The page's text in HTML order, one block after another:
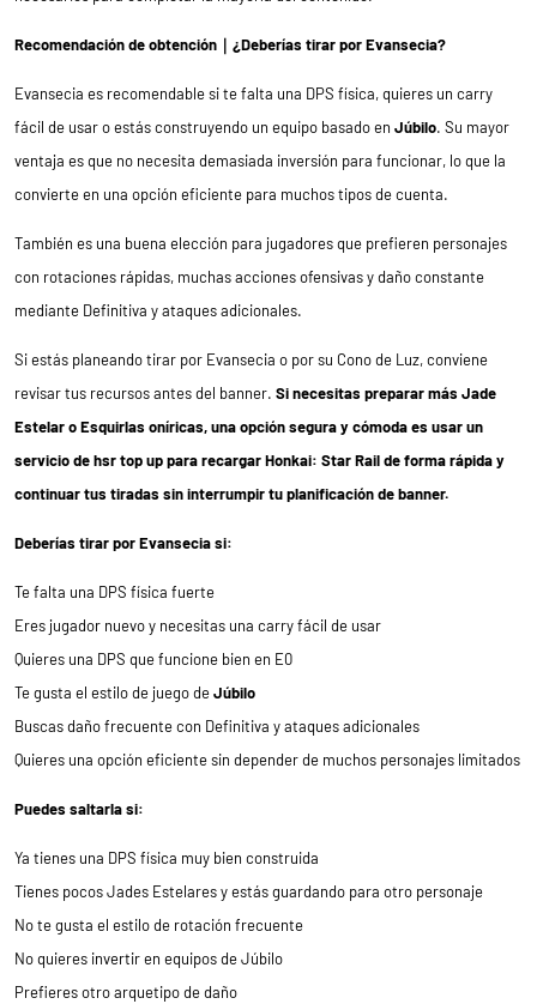
Recomendación de obtención｜¿Deberías tirar por Evansecia?
Evansecia es recomendable si te falta una DPS física, quieres un carry
fácil de usar o estás construyendo un equipo basado en Júbilo. Su mayor
ventaja es que no necesita demasiada inversión para funcionar, lo que la
convierte en una opción eficiente para muchos tipos de cuenta.
También es una buena elección para jugadores que prefieren personajes
con rotaciones rápidas, muchas acciones ofensivas y daño constante
mediante Definitiva y ataques adicionales.
Si estás planeando tirar por Evansecia o por su Cono de Luz, conviene
revisar tus recursos antes del banner. Si necesitas preparar más Jade
Estelar o Esquirlas oníricas, una opción segura y cómoda es usar un
servicio de hsr top up para recargar Honkai: Star Rail de forma rápida y
continuar tus tiradas sin interrumpir tu planificación de banner.
Deberías tirar por Evansecia si:
Te falta una DPS física fuerte
Eres jugador nuevo y necesitas una carry fácil de usar
Quieres una DPS que funcione bien en E0
Te gusta el estilo de juego deJúbilo
Buscas daño frecuente con Definitiva y ataques adicionales
Quieres una opción eficiente sin depender de muchos personajes limitados
Puedes saltarla si:
Ya tienes una DPS física muy bien construida
Tienes pocos Jades Estelares y estás guardando para otro personaje
No te gusta el estilo de rotación frecuente
No quieres invertir en equipos de Júbilo
Prefieres otro arquetipo de daño